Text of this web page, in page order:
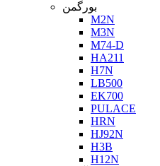
بورگمن
M2N
M3N
M74-D
HA211
H7N
LB500
EK700
PULACE
HRN
HJ92N
H3B
H12N